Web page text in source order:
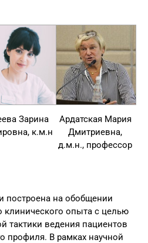
Зарина
к.м.н
Ардатская Мария
Дмитриевна,
д.м.н., профессор
построена на обобщении
клинического опыта с целью
тактики ведения пациентов
профиля. В рамках научной